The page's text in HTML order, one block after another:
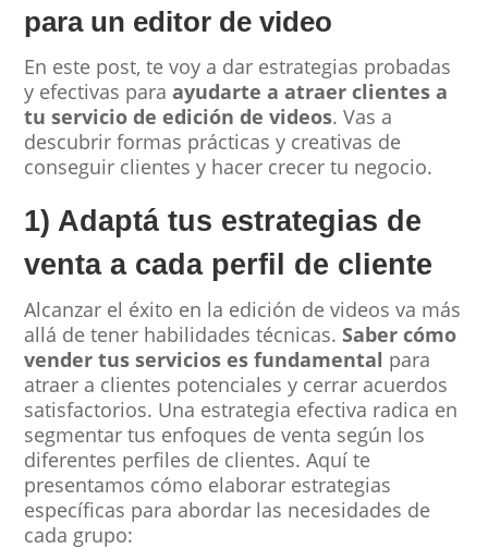
para un editor de video
En este post, te voy a dar estrategias probadas
y efectivas paraayudarte a atraer clientes a
tu servicio de edición de videos. Vas a
descubrir formas prácticas y creativas de
conseguir clientes y hacer crecer tu negocio.
1) Adaptá tus estrategias de
venta a cada perfil de cliente
Alcanzar el éxito en la edición de videos va más
allá de tener habilidades técnicas. Saber cómo
vender tus servicios es fundamental para
atraer a clientes potenciales y cerrar acuerdos
satisfactorios. Una estrategia efectiva radica en
segmentar tus enfoques de venta según los
diferentes perfiles de clientes. Aquí te
presentamos cómo elaborar estrategias
específicas para abordar las necesidades de
cada grupo: